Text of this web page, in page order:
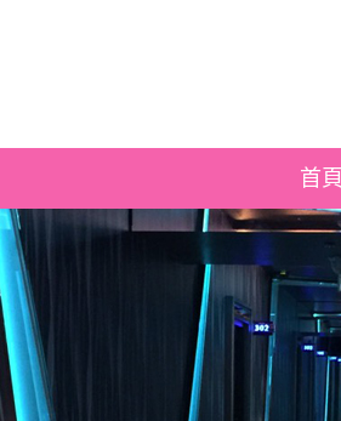
首頁